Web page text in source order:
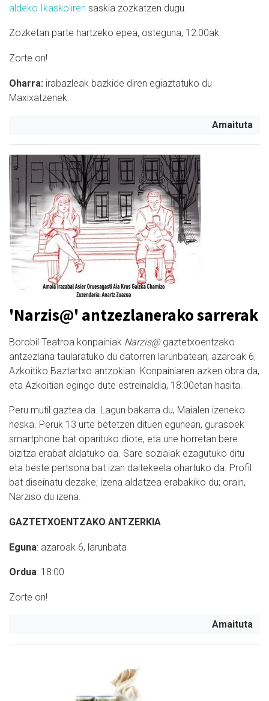
aldeko Ikaskoliren saskia zozkatzen dugu.
Zozketan parte hartzeko epea, osteguna, 12:00ak.
Zorte on!
Oharra: irabazleak bazkide diren egiaztatuko du
Maxixatzenek.
Amaituta
'Narzis@' antzezlanerako sarrerak
Borobil Teatroa konpainiak Narzis@gaztetxoentzako
antzezlana taularatuko du datorren larunbatean, azaroak 6,
Azkoitiko Baztartxo antzokian. Konpainiaren azken obra da,
eta Azkoitian egingo dute estreinaldia, 18:00etan hasita.
Peru mutil gaztea da. Lagun bakarra du, Maialen izeneko
neska. Peruk 13 urte betetzen dituen egunean, gurasoek
smartphone bat oparituko diote, eta une horretan bere
bizitza erabat aldatuko da. Sare sozialak ezagutuko ditu
eta beste pertsona bat izan daitekeela ohartuko da. Profil
bat diseinatu dezake; izena aldatzea erabakiko du; orain,
Narziso du izena.
GAZTETXOENTZAKO ANTZERKIA
Eguna: azaroak 6, larunbata
Ordua: 18:00
Zorte on!
Amaituta